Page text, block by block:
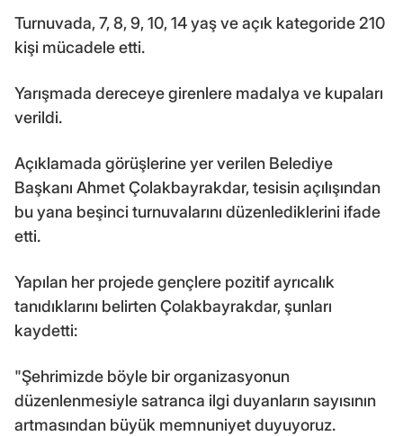
Turnuvada, 7, 8, 9, 10, 14 yaş ve açık kategoride 210
kişi mücadele etti.
Yarışmada dereceye girenlere madalya ve kupaları
verildi.
Açıklamada görüşlerine yer verilen Belediye
Başkanı Ahmet Çolakbayrakdar, tesisin açılışından
bu yana beşinci turnuvalarını düzenlediklerini ifade
etti.
Yapılan her projede gençlere pozitif ayrıcalık
tanıdıklarını belirten Çolakbayrakdar, şunları
kaydetti:
"Şehrimizde böyle bir organizasyonun
düzenlenmesiyle satranca ilgi duyanların sayısının
artmasından büyük memnuniyet duyuyoruz.